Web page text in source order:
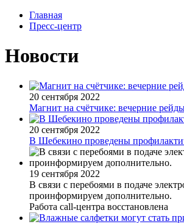
Главная
Пресс-центр
Новости
20 сентября 2022
Магнит на счётчике: вечерние
20 сентября 2022
В Шебекино проведены
19 сентября 2022
В связи с перебоями в подаче
проинформируем дополнительно.
Работа call-центра восстановлена